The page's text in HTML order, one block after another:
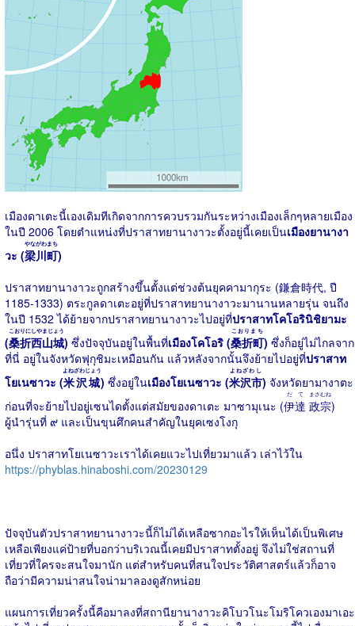
เมืองดาเตะนี้เองเดิมทีเกิดจากการควบรวมกันระหว่างเมืองเล็กๆหลายเมือง
ในปี 2006 โดยตำแหน่งที่ปราสาทยานางาวะตั้งอยู่นี้เคยเป็นเมืองยานางา
วะ (梁川町
やながわまち
)
ปราสาทยานางาวะถูกสร้างขึ้นตั้งแต่ช่วงต้นยุคคามากุระ (鎌倉時代, ปี
1185-1333) ตระกูลดาเตะอยู่ที่ปราสาทยานางาวะมานานหลายรุ่น จนถึง
ในปี 1532 ได้ย้ายจากปราสาทยานางาวะไปอยู่ที่ปราสาทโคโอรินิชิยามะ
(桑折西山城
こおりにしやまじょう
) ซึ่งปัจจุบันอยู่ในพื้นที่เมืองโคโอริ (桑折町
こおりまち
) ซึ่งก็อยู่ไม่ไกลจาก
ที่นี่ อยู่ในจังหวัดฟุกุชิมะเหมือนกัน แล้วหลังจากนั้นจึงย้ายไปอยู่ที่ปราสาท
โยเนซาวะ (米沢城
よねざわじょう
) ซึ่งอยู่ในเมืองโยเนซาวะ (米沢市
よねざわし
) จังหวัดยามางาตะ
ก่อนที่จะย้ายไปอยู่เซนไดตั้งแต่สมัยของดาเตะ มาซามุเนะ (伊達
だて
政宗
まさむね
)
ผู้นำรุ่นที่ ๙ และเป็นขุนศึกคนสำคัญในยุคเซงโงกุ
อนึ่ง ปราสาทโยเนซาวะเราได้เคยแวะไปเที่ยวมาแล้ว เล่าไว้ใน
https://phyblas.hinaboshi.com/20230129
ปัจจุบันตัวปราสาทยานางาวะนี้ก็ไม่ได้เหลือซากอะไรให้เห็นได้เป็นพิเศษ
เหลือเพียงแค่ป้ายที่บอกว่าบริเวณนี้เคยมีปราสาทตั้งอยู่ จึงไม่ใช่สถานที่
เที่ยวที่ใครจะสนใจมานัก แต่สำหรับคนที่สนใจประวัติศาสตร์แล้วก็อาจ
ถือว่ามีความน่าสนใจน่ามาลองดูสักหน่อย
แผนการเที่ยวครั้งนี้คือมาลงที่สถานียานางาวะคิโบวโนะโมริโควเองมาเอะ